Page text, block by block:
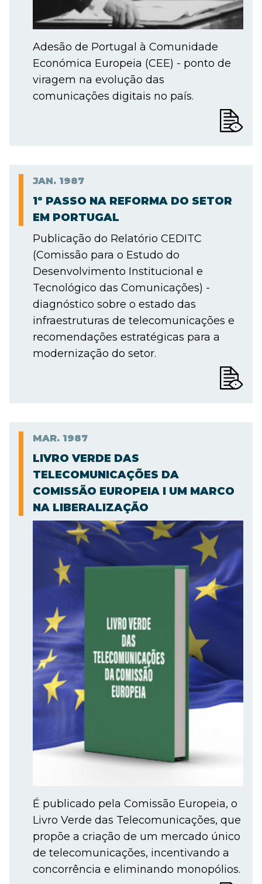
Adesão de Portugal à Comunidade
Económica Europeia (CEE) - ponto de
viragem na evolução das
comunicações digitais no país.
JAN. 1987
1º PASSO NA REFORMA DO SETOR
EM PORTUGAL
Publicação do Relatório CEDITC
(Comissão para o Estudo do
Desenvolvimento Institucional e
Tecnológico das Comunicações) -
diagnóstico sobre o estado das
infraestruturas de telecomunicações e
recomendações estratégicas para a
modernização do setor.
MAR. 1987
LIVRO VERDE DAS
TELECOMUNICAÇÕES DA
COMISSÃO EUROPEIA I UM MARCO
NA LIBERALIZAÇÃO
É publicado pela Comissão Europeia, o
Livro Verde das Telecomunicações, que
propõe a criação de um mercado único
de telecomunicações, incentivando a
concorrência e eliminando monopólios.